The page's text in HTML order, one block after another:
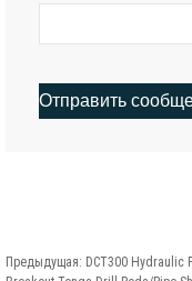
Предыдущая: DCT300 Hydraulic